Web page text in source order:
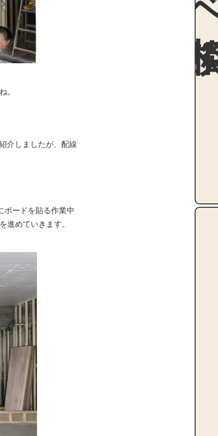
。
介しましたが、配線
ボードを貼る作業中
進めていきます。